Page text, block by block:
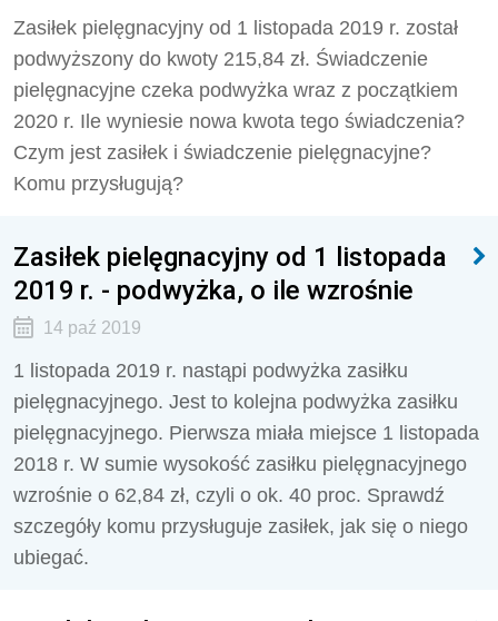
Zasiłek pielęgnacyjny od 1 listopada 2019 r. został
podwyższony do kwoty 215,84 zł. Świadczenie
pielęgnacyjne czeka podwyżka wraz z początkiem
2020 r. Ile wyniesie nowa kwota tego świadczenia?
Czym jest zasiłek i świadczenie pielęgnacyjne?
Komu przysługują?
Zasiłek pielęgnacyjny od 1 listopada
2019 r. - podwyżka, o ile wzrośnie
14 paź 2019
1 listopada 2019 r. nastąpi podwyżka zasiłku
pielęgnacyjnego. Jest to kolejna podwyżka zasiłku
pielęgnacyjnego. Pierwsza miała miejsce 1 listopada
2018 r. W sumie wysokość zasiłku pielęgnacyjnego
wzrośnie o 62,84 zł, czyli o ok. 40 proc. Sprawdź
szczegóły komu przysługuje zasiłek, jak się o niego
ubiegać.